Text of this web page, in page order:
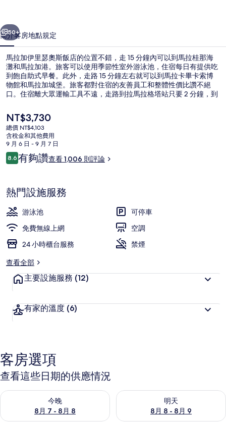
斯
飯
店
的
相
片
集
個 下一個
50+
簡介客房地點規定
馬拉加伊里瑟奧斯飯店的位置不錯，走 15 分鐘內可以到馬拉桂那海
灘和馬拉加港。旅客可以使用季節性室外游泳池，住宿每日有提供吃
到飽自助式早餐。此外，走路 15 分鐘左右就可以到馬拉卡畢卡索博
物館和馬拉加城堡。旅客都對住宿的友善員工和整體性價比讚不絕
口。住宿離大眾運輸工具不遠，走路到拉馬拉格塔站只要 2 分鐘，到
目
前
的
價
格
是
NT$3,730
總價 NT$4,103
含稅金和其他費用
9 月 6 日 - 9 月 7 日
評
論
8.68.6 分，滿分 10 分，
有夠讚查看 1,006 則評論
熱門設施服務
游泳池
可停車
免費無線上網
空調
24 小時櫃台服務
禁煙
查看全部
主要設施服務 (12)
有家的溫度 (6)
客房選項
查看這些日期的供應情況
今晚
8月 7 - 8月 8
查看今晚 (8月 7 - 8月 8) 的供應情況
明天
8月 8 - 8月 9
查看明天 (8月 8 - 8月 9) 的供